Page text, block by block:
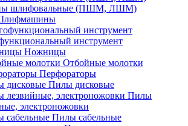
шлифовальные (ПШМ, ЛШМ)
инструмент
Ножницы
Отбойные молотки
Перфораторы
Пилы дисковые
Пилы
электроножовки
Пилы сабельные